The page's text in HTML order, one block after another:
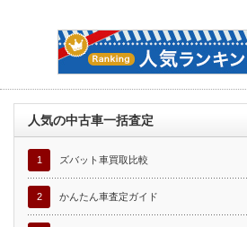
人気の中古車一括査定
1 ズバット車買取比較
2 かんたん車査定ガイド